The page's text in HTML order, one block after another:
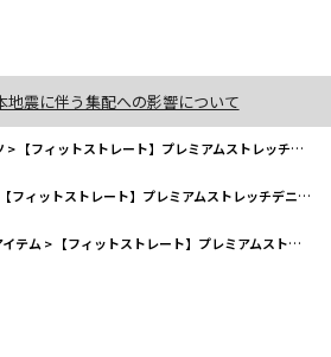
地震に伴う集配への影響について
> 【フィットストレート】プレミアムストレッチデニムパンツ
【フィットストレート】プレミアムストレッチデニムパンツ
テム > 【フィットストレート】プレミアムストレッチデニムパンツ